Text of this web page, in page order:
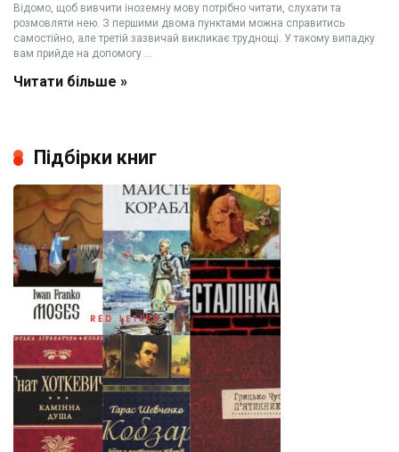
Відомо, щоб вивчити іноземну мову потрібно читати, слухати та
розмовляти нею. З першими двома пунктами можна справитись
самостійно, але третій зазвичай викликає труднощі. У такому випадку
вам прийде на допомогу ...
Читати більше »
Підбірки книг